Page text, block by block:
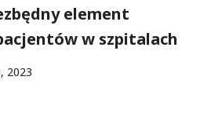
element
w szpitalach
2023